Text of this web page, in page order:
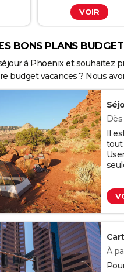
VOIR
BONS PLANS
à Phoenix et souhaitez
budget vacances ? Nous
Il
tout
73
À